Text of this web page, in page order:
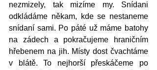
nezmizely, tak mizíme my. Snídani
odkládáme někam, kde se nestaneme
snídaní sami. Po páté už máme batohy
na zádech a pokračujeme hraničním
hřebenem na jih. Místy dost čvachtáme
v blátě. To nejhorší přeskáčeme po